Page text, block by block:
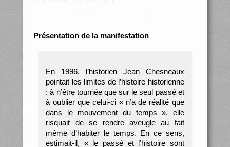
Présentation de la manifestation
En 1996, l’historien Jean Chesneaux
pointait les limites de l’histoire historienne
: à n’être tournée que sur le seul passé et
à oublier que celui-ci « n’a de réalité que
dans le mouvement du temps », elle
risquait de se rendre aveugle au fait
même d’habiter le temps. En ce sens,
estimait-il, « le passé et l’histoire sont